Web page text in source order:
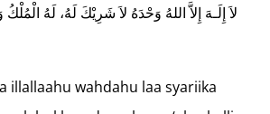
لاَ إِلَـهَ إِلاَّ اللهُ وَحْدَهُ لاَ شَرِيْكَ لَهُ، لَهُ
illallaahu wahdahu laa syariika